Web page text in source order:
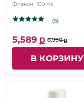
Флакон 100 ml
(5)
5,589 ք 6,990 ք
В КОРЗИНУ